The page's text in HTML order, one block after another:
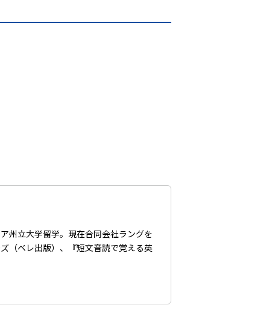
州立大学留学。現在合同会社ラングを
（ベレ出版）、『短文音読で覚える英